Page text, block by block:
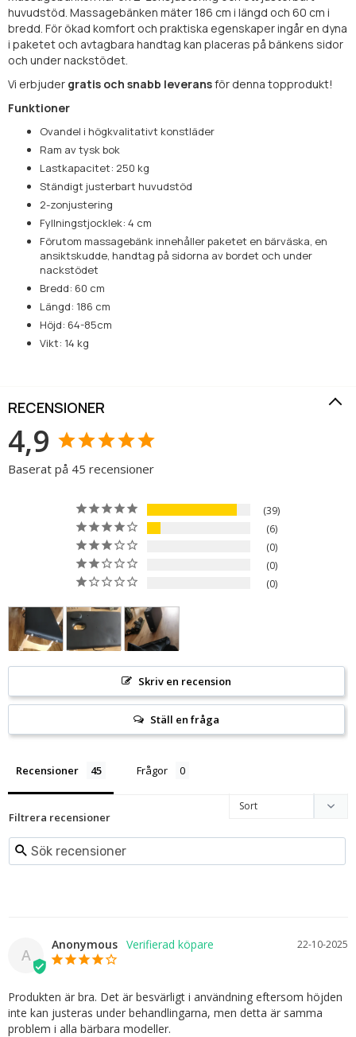
huvudstöd. Massagebänken mäter 186 cm i längd och 60 cm i
bredd. För ökad komfort och praktiska egenskaper ingår en dyna
i paketet och avtagbara handtag kan placeras på bänkens sidor
och under nackstödet.
Vi erbjuder gratis och snabb leveransför denna topprodukt!
Funktioner
Ovandel i högkvalitativt konstläder
Ram av tysk bok
Lastkapacitet: 250 kg
Ständigt justerbart huvudstöd
2-zonjustering
Fyllningstjocklek: 4 cm
Förutom massagebänk innehåller paketet en bärväska, en
ansiktskudde, handtag på sidorna av bordet och under
nackstödet
Bredd: 60 cm
Längd: 186 cm
Höjd: 64-85cm
Vikt: 14 kg
RECENSIONER
4,9
Baserat på 45 recensioner
39
6
0
0
0
Skriv en recension
Ställ en fråga
Recensioner Frågor
Filtrera recensioner
A
22-10-2025
Anonymous
Produkten är bra. Det är besvärligt i användning eftersom höjden
inte kan justeras under behandlingarna, men detta är samma
problem i alla bärbara modeller.